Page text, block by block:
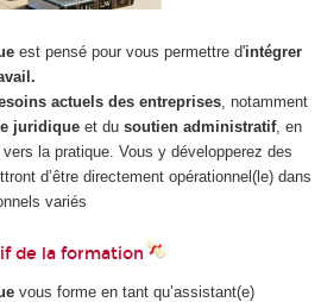
est pensé pour vous permettre d'intégrer
actuels des entreprises, notamment
juridiqueet du soutien administratif, en
la pratique. Vous y développerez des
d’être directement opérationnel(le) dans
variés
de la formation
vous forme en tant qu’assistant(e)